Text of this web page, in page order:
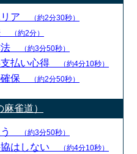
リア （約2分30秒）
（約2分）
法 （約3分50秒）
支払い心得 （約4分10秒）
確保 （約2分50秒）
雀道）
う （約3分50秒）
協はしない （約4分10秒）